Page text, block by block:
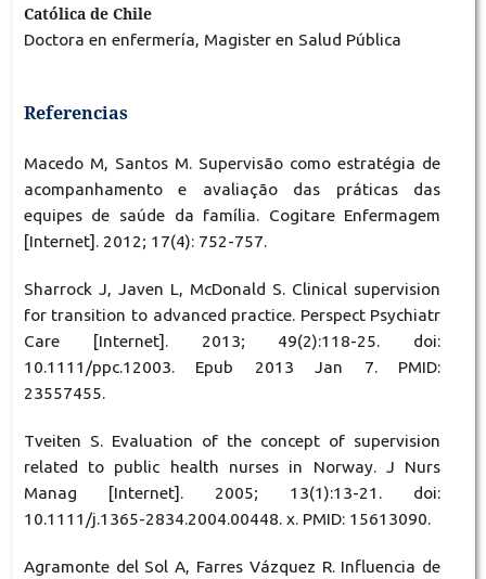
Católica de Chile
Doctora en enfermería, Magister en Salud Pública
Referencias
Macedo M, Santos M. Supervisão como estratégia de
acompanhamento e avaliação das práticas das
equipes de saúde da família. Cogitare Enfermagem
[Internet]. 2012; 17(4): 752-757.
Sharrock J, Javen L, McDonald S. Clinical supervision
for transition to advanced practice. Perspect Psychiatr
Care [Internet]. 2013; 49(2):118-25. doi:
10.1111/ppc.12003. Epub 2013 Jan 7. PMID:
23557455.
Tveiten S. Evaluation of the concept of supervision
related to public health nurses in Norway. J Nurs
Manag [Internet]. 2005; 13(1):13-21. doi:
10.1111/j.1365-2834.2004.00448. x. PMID: 15613090.
Agramonte del Sol A, Farres Vázquez R. Influencia de